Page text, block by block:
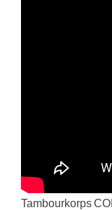
Tambourkorps